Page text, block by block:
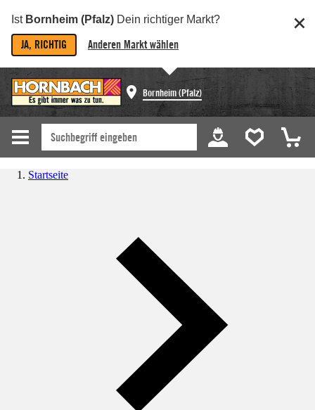
Ist Bornheim (Pfalz) Dein richtiger Markt?
JA, RICHTIG Anderen Markt wählen
Bornheim (Pfalz)
Startseite